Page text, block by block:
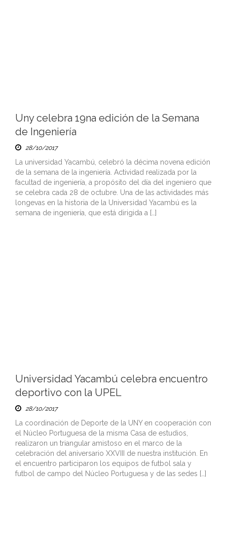
Uny celebra 19na edición de la Semana
de Ingeniería
28/10/2017
La universidad Yacambú, celebró la décima novena edición
de la semana de la ingeniería. Actividad realizada por la
facultad de ingeniería, a propósito del día del ingeniero que
se celebra cada 28 de octubre. Una de las actividades más
longevas en la historia de la Universidad Yacambú es la
semana de ingeniería, que está dirigida a […]
Universidad Yacambú celebra encuentro
deportivo con la UPEL
28/10/2017
La coordinación de Deporte de la UNY en cooperación con
el Núcleo Portuguesa de la misma Casa de estudios,
realizaron un triangular amistoso en el marco de la
celebración del aniversario XXVIII de nuestra institución. En
el encuentro participaron los equipos de futbol sala y
futbol de campo del Núcleo Portuguesa y de las sedes […]